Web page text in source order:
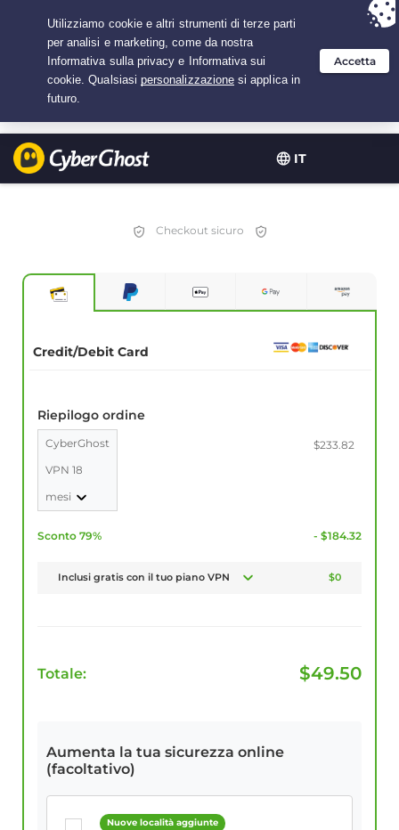
IT
Hai scelto: L'offerta migliore per 1.5 anni a $
Checkout sicuro
Credit/Debit Card
Riepilogo ordine
CyberGhost
VPN 18
mesi
$233.82
Sconto 79% - $184.32
Inclusi gratis con il tuo piano VPN $0
Totale: $49.50
Aumenta la tua sicurezza online
(facoltativo)
Nuove località aggiunte